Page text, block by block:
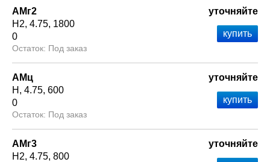
АМг2
Н2 4.75 1800
0
Под заказ
уточняйте
АМц
Н
4.75 600
0
Под заказ
уточняйте
АМг3
Н2 4.75 800
уточняйте